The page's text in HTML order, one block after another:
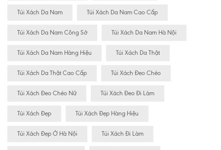
Túi Xách Da Nam Túi Xách Da Nam Cao Cấp
Túi Xách Da Nam Công Sở Túi Xách Da Nam Hà Nội
Túi Xách Da Nam Hàng Hiệu Túi Xách Da Thật
Túi Xách Da Thật Cao Cấp Túi Xách Đeo Chéo
Túi Xách Đeo Chéo Nữ Túi Xách Đeo Đi Làm
Túi Xách Đẹp Túi Xách Đẹp Hàng Hiệu
Túi Xách Đẹp Ở Hà Nội Túi Xách Đi Làm